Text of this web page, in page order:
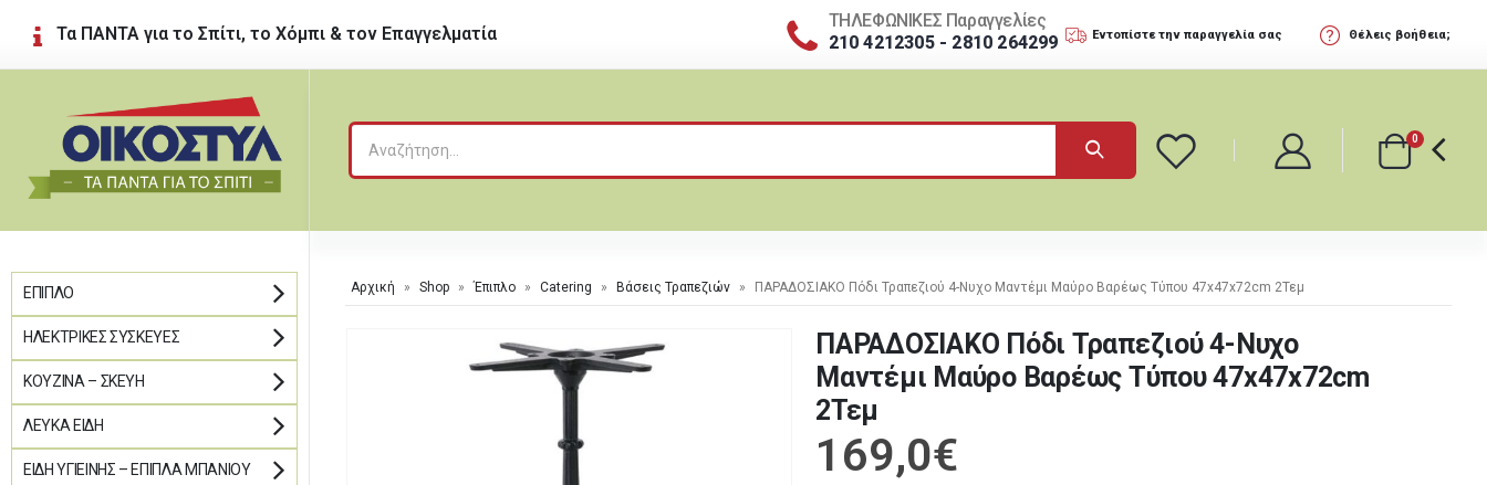
Τα ΠΑΝΤΑ για το Σπίτι, το Χόμπι & τον Επαγγελματία
ΤΗΛΕΦΩΝΙΚΕΣ Παραγγελίες
210 4212305 - 2810 264299
Εντοπίστε την παραγγελία σας Θέλεις βοήθεια;
0
Αρχική » Shop » Έπιπλο » Catering » Βάσεις Τραπεζιών » ΠΑΡΑΔΟΣΙΑΚΟ Πόδι Τραπεζιού 4-Νυχο Μαντέμι Μαύρο Βαρέως Τύπου 47x47x72cm 2Τεμ
ΠΑΡΑΔΟΣΙΑΚΟ Πόδι Τραπεζιού 4-Νυχο
Μαντέμι Μαύρο Βαρέως Τύπου 47x47x72cm
2Τεμ
169,0€
ΈΠΙΠΛΟ
ΗΛΕΚΤΡΙΚΈΣ ΣΥΣΚΕΥΈΣ
ΚΟΥΖΊΝΑ – ΣΚΕΎΗ
ΛΕΥΚΆ ΕΊΔΗ
ΕΊΔΗ ΥΓΙΕΙΝΉΣ – ΈΠΙΠΛΑ ΜΠΆΝΙΟΥ